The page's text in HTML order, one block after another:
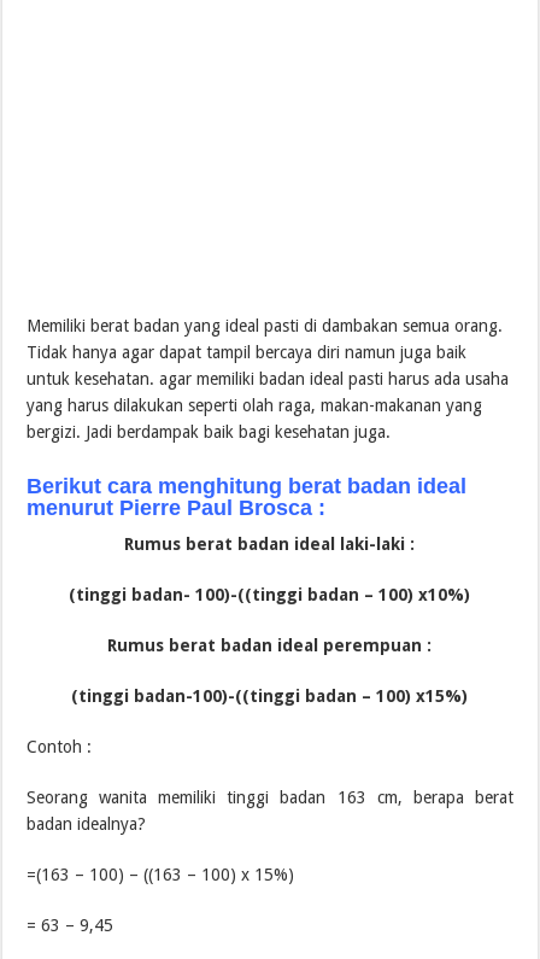
Memiliki berat badan yang ideal pasti di dambakan semua orang.
Tidak hanya agar dapat tampil bercaya diri namun juga baik
untuk kesehatan. agar memiliki badan ideal pasti harus ada usaha
yang harus dilakukan seperti olah raga, makan-makanan yang
bergizi. Jadi berdampak baik bagi kesehatan juga.
Berikut cara menghitung berat badan ideal
menurut Pierre Paul Brosca :
Rumus berat badan ideal laki-laki :
(tinggi badan- 100)-((tinggi badan – 100) x10%)
Rumus berat badan ideal perempuan :
(tinggi badan-100)-((tinggi badan – 100) x15%)
Contoh :
Seorang wanita memiliki tinggi badan 163 cm, berapa berat
badan idealnya?
=(163 – 100) – ((163 – 100) x 15%)
= 63 – 9,45